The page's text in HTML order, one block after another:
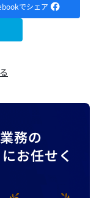
でシェア
務の
お任せく